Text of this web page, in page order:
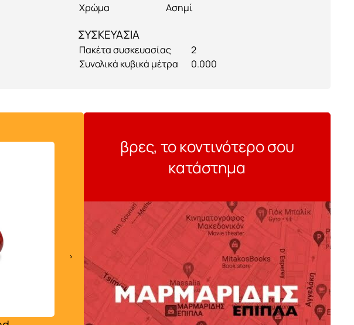
Χρώμα
Ασημί
ΣΥΣΚΕΥΑΣΙΑ
Πακέτα συσκευασίας
2
Συνολικά κυβικά μέτρα
0.000
›
βρες, το κοντινότερο σου
κατάστημα